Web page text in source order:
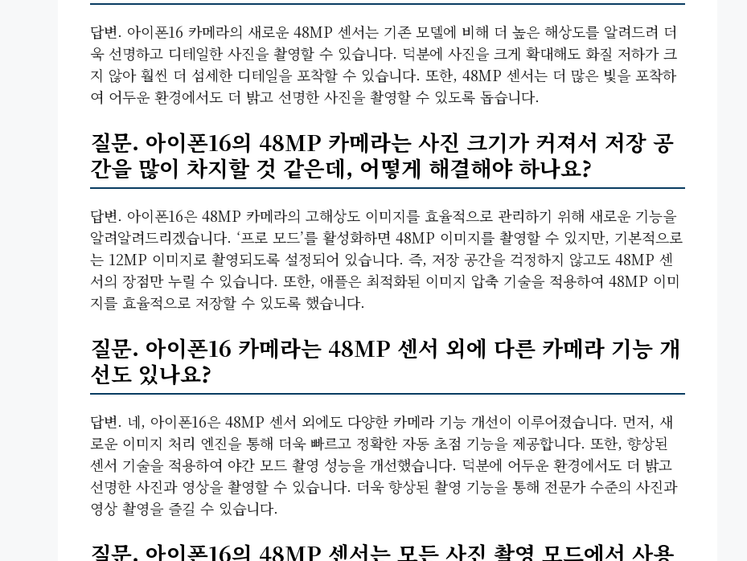
답변. 아이폰16 카메라의 새로운 48MP 센서는 기존 모델에 비해 더 높은 해상도를 알려드려 더
욱 선명하고 디테일한 사진을 촬영할 수 있습니다. 덕분에 사진을 크게 확대해도 화질 저하가 크
지 않아 훨씬 더 섬세한 디테일을 포착할 수 있습니다. 또한, 48MP 센서는 더 많은 빛을 포착하
여 어두운 환경에서도 더 밝고 선명한 사진을 촬영할 수 있도록 돕습니다.
질문. 아이폰16의 48MP 카메라는 사진 크기가 커져서 저장 공
간을 많이 차지할 것 같은데, 어떻게 해결해야 하나요?
답변. 아이폰16은 48MP 카메라의 고해상도 이미지를 효율적으로 관리하기 위해 새로운 기능을
알려알려드리겠습니다. ‘프로 모드’를 활성화하면 48MP 이미지를 촬영할 수 있지만, 기본적으로
는 12MP 이미지로 촬영되도록 설정되어 있습니다. 즉, 저장 공간을 걱정하지 않고도 48MP 센
서의 장점만 누릴 수 있습니다. 또한, 애플은 최적화된 이미지 압축 기술을 적용하여 48MP 이미
지를 효율적으로 저장할 수 있도록 했습니다.
질문. 아이폰16 카메라는 48MP 센서 외에 다른 카메라 기능 개
선도 있나요?
답변. 네, 아이폰16은 48MP 센서 외에도 다양한 카메라 기능 개선이 이루어졌습니다. 먼저, 새
로운 이미지 처리 엔진을 통해 더욱 빠르고 정확한 자동 초점 기능을 제공합니다. 또한, 향상된
센서 기술을 적용하여 야간 모드 촬영 성능을 개선했습니다. 덕분에 어두운 환경에서도 더 밝고
선명한 사진과 영상을 촬영할 수 있습니다. 더욱 향상된 촬영 기능을 통해 전문가 수준의 사진과
영상 촬영을 즐길 수 있습니다.
질문. 아이폰16의 48MP 센서는 모든 사진 촬영 모드에서 사용